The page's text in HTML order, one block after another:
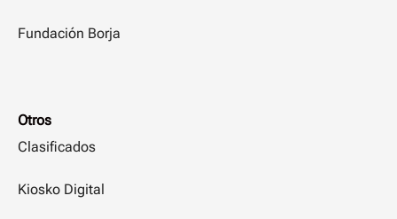
Fundación Borja
Otros
Clasificados
Kiosko Digital